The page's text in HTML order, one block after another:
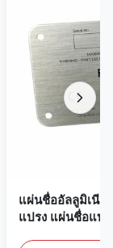
แผ่นชื่ออัลลูมิเนีย
แปรง แผ่นชื่อแบ